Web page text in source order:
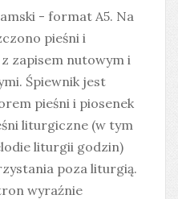
- format A5. Na
pieśni i
zapisem nutowym i
Śpiewnik jest
pieśni i piosenek
liturgiczne (w tym
liturgii godzin)
poza liturgią.
wyraźnie